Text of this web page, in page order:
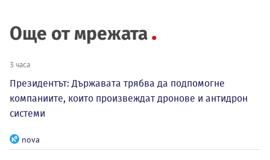
Още от мрежата
3 часа
Президентът: Държавата трябва да подпомогне
компаниите, които произвеждат дронове и антидрон
системи
nova